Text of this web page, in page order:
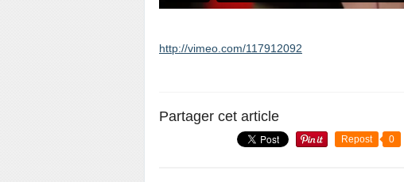
http://vimeo.com/117912092
Partager cet article
Repost 0